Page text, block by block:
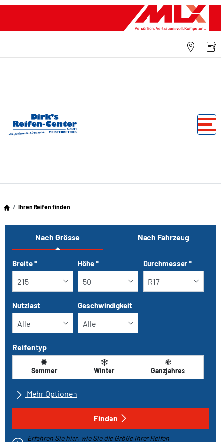
Ihren Reifen finden
Nach Grösse Nach Fahrzeug
Tab updated: Nach Grösse
Breite* Höhe* Durchmesser*
Nutzlast Geschwindigkeit
Reifentyp
Sommer Winter Ganzjahres
Mehr Optionen
Alle Marken
Finden
Erfahren Sie hier, wie Sie die Größe Ihrer Reifen